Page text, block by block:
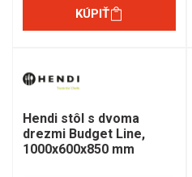
KÚPIŤ
Hendi stôl s dvoma
drezmi Budget Line,
1000x600x850 mm